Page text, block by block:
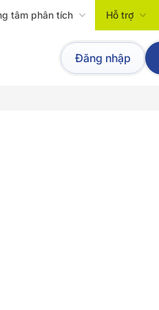
tâm phân tích Hỗ trợ
Đăng nhập